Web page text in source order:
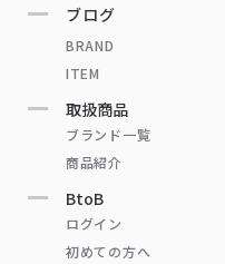
ブログ
BRAND
ITEM
取扱商品
ブランド一覧
商品紹介
BtoB
ログイン
初めての方へ